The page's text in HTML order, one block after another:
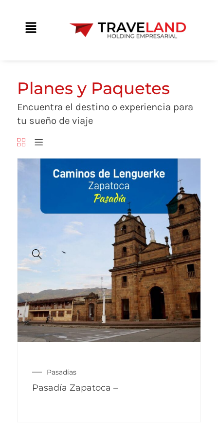
Main
Planes y Paquetes
Encuentra el destino o experiencia para
tu sueño de viaje
Pasadías
Pasadía Zapatoca –